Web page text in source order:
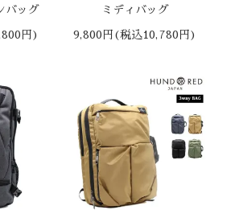
バッグ
円)
ミディバッグ
9,800円(税込10,780円)